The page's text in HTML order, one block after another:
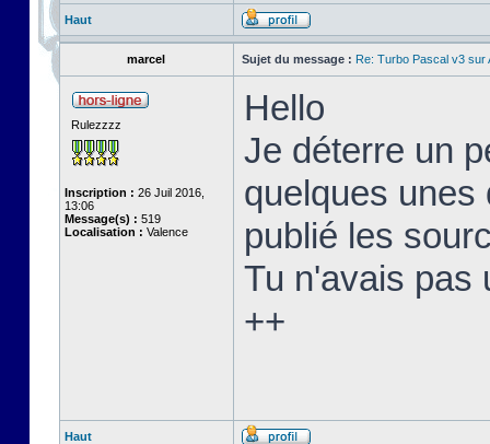
Haut
marcel Sujet du message : Re: Turbo Pascal v3 sur
Rulezzzz
Inscription : 26 Juil 2016,
13:06
Message(s) : 519
Localisation : Valence
Hello
Je déterre un
quelques unes
publié les
Tu n'avais pas
++
Haut